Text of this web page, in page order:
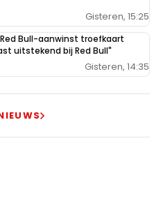
Gisteren, 15:25
Bull-aanwinst troefkaart
uitstekend bij Red Bull"
Gisteren, 14:35